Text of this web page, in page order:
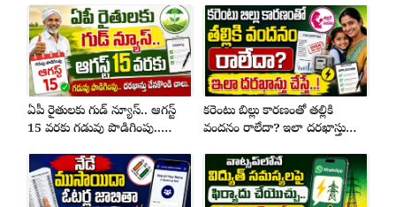
ఏపీ రైతులకు గుడ్ న్యూస్.. ఆగస్ట్
15 వరకు గడువు పొడిగింపు..
కరెంటు బిల్లు కారణంతో తల్లికి
వందనం రాలేదా? ఇలా దరఖాస్తు